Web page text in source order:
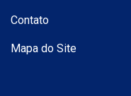
Contato
Mapa do Site